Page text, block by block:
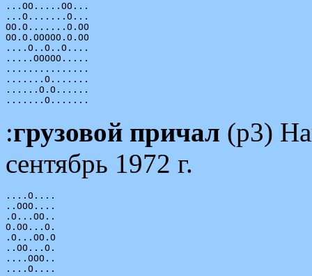
...OO.....OO...
...O.......O...
OO.O.......O.OO
OO.O.OOOOO.O.OO
....O..O..O....
.....OOOOO.....
...............
.......O.......
......O.O......
:грузовой причал (p3)
сентябрь 1972 г.
....O....
..OOO....
.O...OO..
O.OO...O.
.O...OO.O
..OO...O.
....OOO..